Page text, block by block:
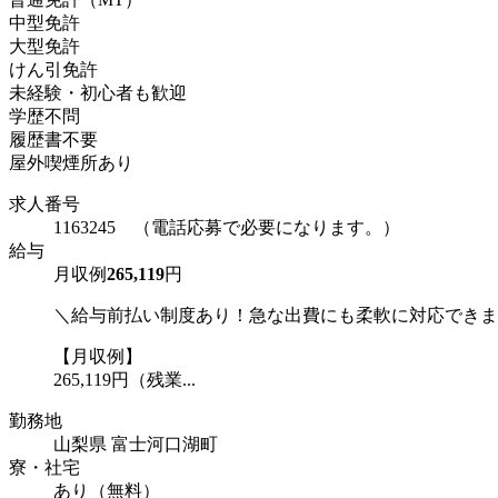
中型免許
大型免許
けん引免許
未経験・初心者も歓迎
学歴不問
履歴書不要
屋外喫煙所あり
求人番号
1163245 （電話応募で必要になります。）
給与
月収例265,119円
＼給与前払い制度あり！急な出費にも柔軟に対応でき
【月収例】
265,119円（残業...
勤務地
山梨県 富士河口湖町
寮・社宅
あり（無料）